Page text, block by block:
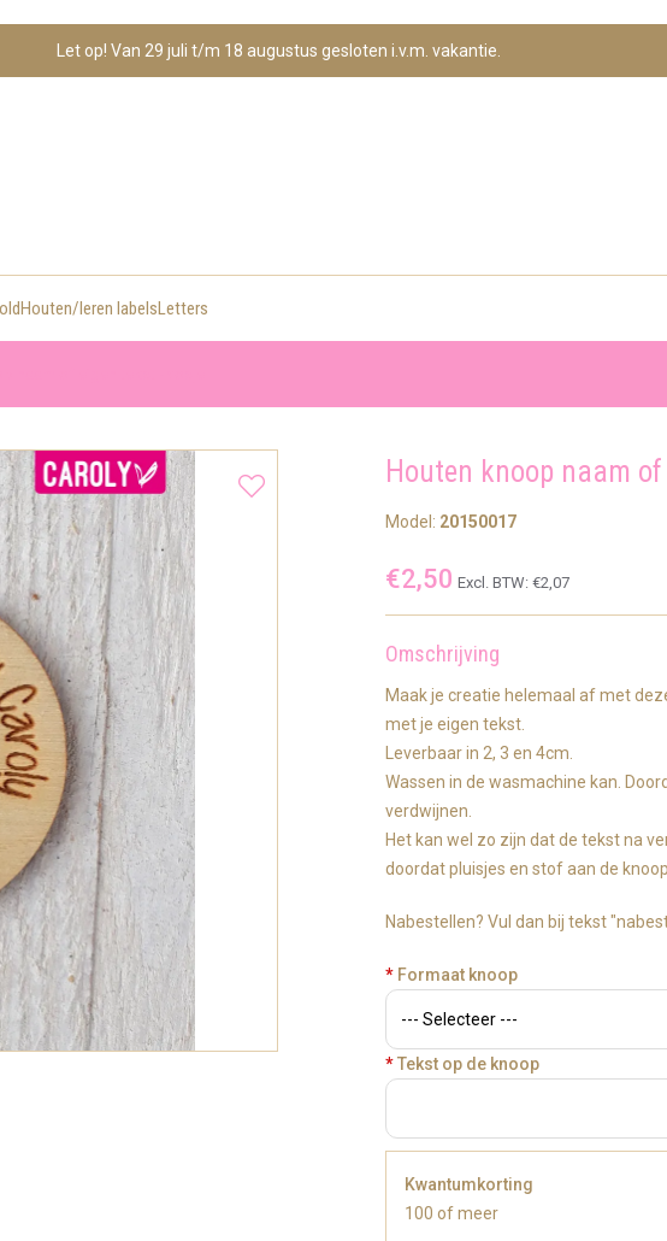
Let op! Van 29 juli t/m 18 augustus gesloten i.v.m. vakantie.
Houten/leren labelsLetters
Houten knoop naam
Model: 20150017
€2,50 Excl. BTW:€2,07
Omschrijving
Maak je creatie helemaal af met
met je eigen tekst.
Leverbaar in 2, 3 en 4cm.
Wassen in de wasmachine kan.
verdwijnen.
Het kan wel zo zijn dat de tekst na
doordat pluisjes en stof aan de
Nabestellen? Vul dan bij tekst
* Formaat knoop
*Tekst op de knoop
Kwantumkorting
100 of meer